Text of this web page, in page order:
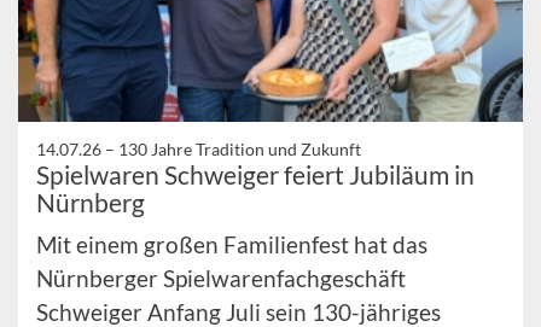
14.07.26 – 130 Jahre Tradition und Zukunft
Spielwaren Schweiger feiert Jubiläum in
Nürnberg
Mit einem großen Familienfest hat das
Nürnberger Spielwarenfachgeschäft
Schweiger Anfang Juli sein 130-jähriges